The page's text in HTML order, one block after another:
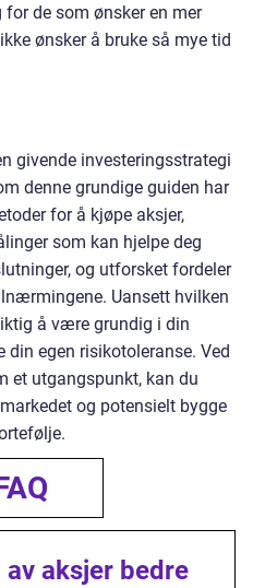
de som ønsker en mer
ønsker å bruke så mye tid
givende investeringsstrategi
denne grundige guiden har
for å kjøpe aksjer,
som kan hjelpe deg
og utforsket fordeler
Uansett hvilken
å være grundig i din
din egen risikotoleranse. Ved
et utgangspunkt, kan du
og potensielt bygge
aksjer bedre